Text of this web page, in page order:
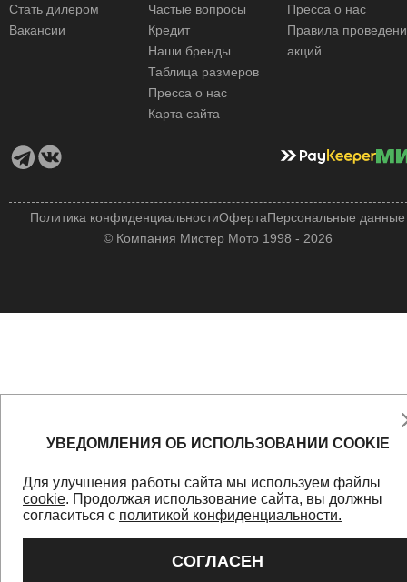
Стать дилером
Вакансии
Частые вопросы
Кредит
Наши бренды
Таблица размеров
Пресса о нас
Карта сайта
Пресса о нас
Правила
акций
© Компания Мистер Мото 1998 - 2026
Политика конфиденциальностиОфертаПерсональные данные
УВЕДОМЛЕНИЯ ОБ ИСПОЛЬЗОВАНИИ COOKIE
Для улучшения работы сайта мы используем файлы
cookie. Продолжая использование сайта, вы должны
согласиться с политикой конфиденциальности.
СОГЛАСЕН